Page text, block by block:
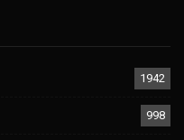
1942
998